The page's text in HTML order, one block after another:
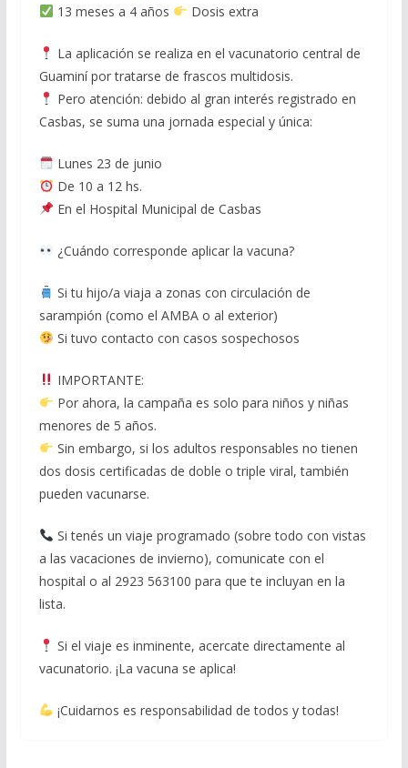
13 meses a 4 años
Dosis extra
La aplicación se realiza en el vacunatorio central de
Guaminí por tratarse de frascos multidosis.
Pero atención: debido al gran interés registrado en
Casbas, se suma una jornada especial y única:
Lunes 23 de junio
De 10 a 12 hs.
En el Hospital Municipal de Casbas
¿Cuándo corresponde aplicar la vacuna?
Si tu hijo/a viaja a zonas con circulación de
sarampión (como el AMBA o al exterior)
Si tuvo contacto con casos sospechosos
IMPORTANTE:
Por ahora, la campaña es solo para niños y niñas
menores de 5 años.
Sin embargo, si los adultos responsables no tienen
dos dosis certificadas de doble o triple viral, también
pueden vacunarse.
Si tenés un viaje programado (sobre todo con vistas
a las vacaciones de invierno), comunicate con el
hospital o al 2923 563100 para que te incluyan en la
lista.
Si el viaje es inminente, acercate directamente al
vacunatorio. ¡La vacuna se aplica!
¡Cuidarnos es responsabilidad de todos y todas!